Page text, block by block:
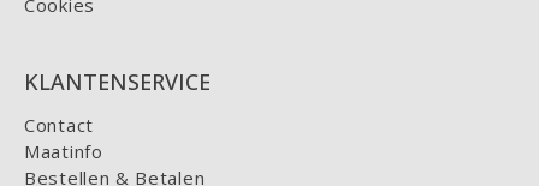
Cookies
KLANTENSERVICE
Contact
Maatinfo
Bestellen & Betalen